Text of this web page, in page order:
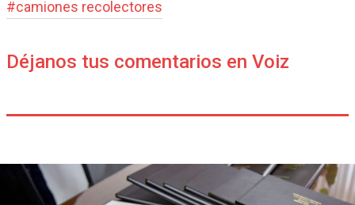
#camiones recolectores
Déjanos tus comentarios en Voiz